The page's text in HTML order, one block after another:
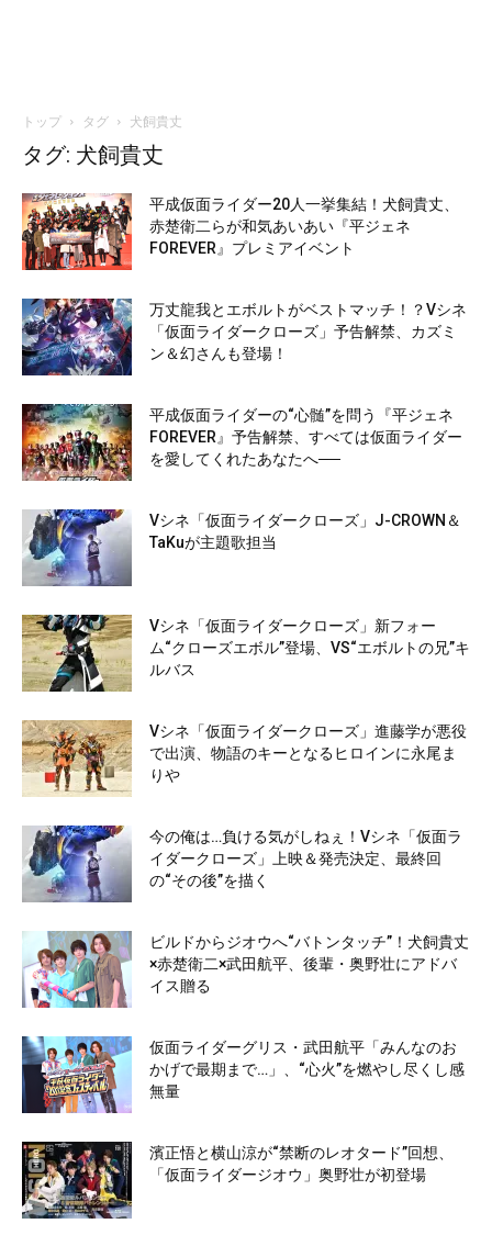
トップ タグ 犬飼貴丈
タグ: 犬飼貴丈
平成仮面ライダー20人一挙集結！犬飼貴丈、
赤楚衛二らが和気あいあい『平ジェネ
FOREVER』プレミアイベント
万丈龍我とエボルトがベストマッチ！？Vシネ
「仮面ライダークローズ」予告解禁、カズミ
ン＆幻さんも登場！
平成仮面ライダーの“心髄”を問う『平ジェネ
FOREVER』予告解禁、すべては仮面ライダー
を愛してくれたあなたへ──
Vシネ「仮面ライダークローズ」J-CROWN＆
TaKuが主題歌担当
Vシネ「仮面ライダークローズ」新フォー
ム“クローズエボル”登場、VS“エボルトの兄”キ
ルバス
Vシネ「仮面ライダークローズ」進藤学が悪役
で出演、物語のキーとなるヒロインに永尾ま
りや
今の俺は…負ける気がしねぇ！Vシネ「仮面ラ
イダークローズ」上映＆発売決定、最終回
の“その後”を描く
ビルドからジオウへ“バトンタッチ”！犬飼貴丈
×赤楚衛二×武田航平、後輩・奥野壮にアドバ
イス贈る
仮面ライダーグリス・武田航平「みんなのお
かげで最期まで…」、“心火”を燃やし尽くし感
無量
濱正悟と横山涼が“禁断のレオタード”回想、
「仮面ライダージオウ」奥野壮が初登場